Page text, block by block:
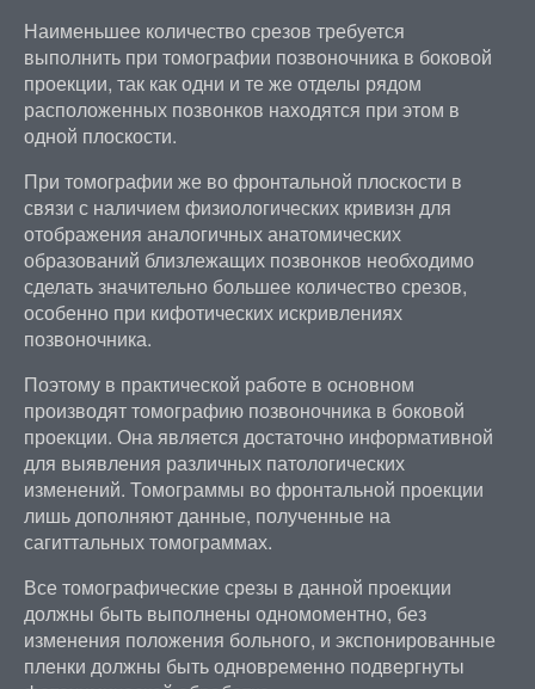
Наименьшее количество срезов требуется
выполнить при томографии позвоночника в боковой
проекции, так как одни и те же отделы рядом
расположенных позвонков находятся при этом в
одной плоскости.
При томографии же во фронтальной плоскости в
связи с наличием физиологических кривизн для
отображения аналогичных анатомических
образований близлежащих позвонков необходимо
сделать значительно большее количество срезов,
особенно при кифотических искривлениях
позвоночника.
Поэтому в практической работе в основном
производят томографию позвоночника в боковой
проекции. Она является достаточно информативной
для выявления различных патологических
изменений. Томограммы во фронтальной проекции
лишь дополняют данные, полученные на
сагиттальных томограммах.
Все томографические срезы в данной проекции
должны быть выполнены одномоментно, без
изменения положения больного, и экспонированные
пленки должны быть одновременно подвергнуты